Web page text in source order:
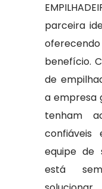
parceira
benefício.
de
a empresa
tenham
equipe de
está